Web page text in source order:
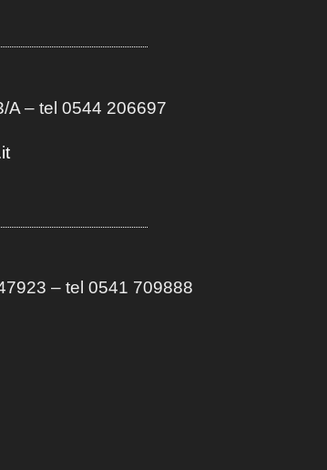
A– tel 0544 206697
– tel 0541 709888